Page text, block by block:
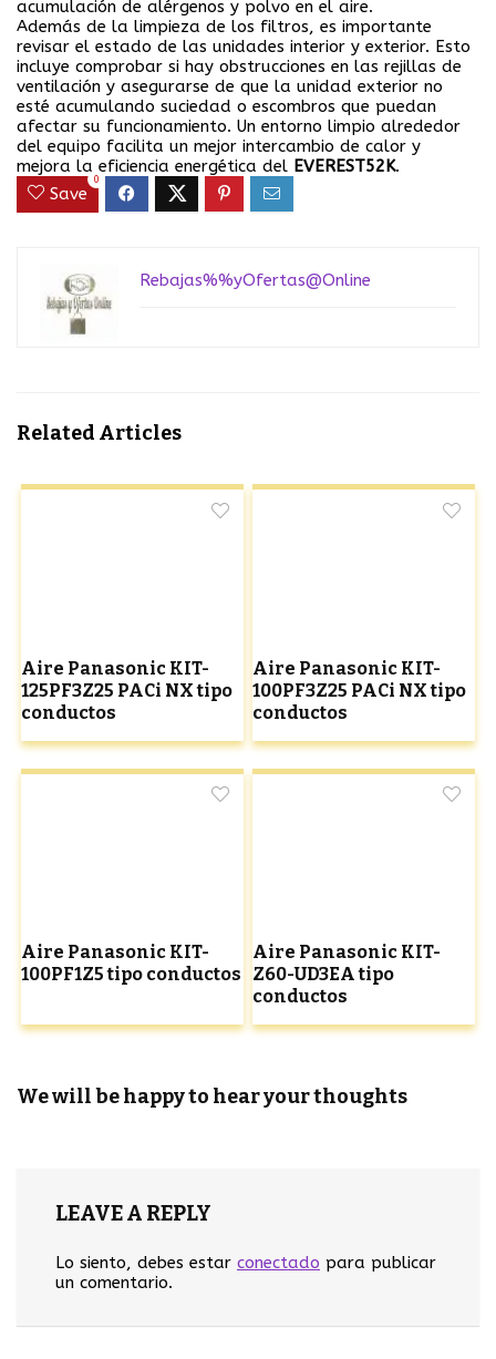
acumulación de alérgenos y polvo en el aire.
Además de la limpieza de los filtros, es importante
revisar el estado de las unidades interior y exterior. Esto
incluye comprobar si hay obstrucciones en las rejillas de
ventilación y asegurarse de que la unidad exterior no
esté acumulando suciedad o escombros que puedan
afectar su funcionamiento. Un entorno limpio alrededor
del equipo facilita un mejor intercambio de calor y
mejora la eficiencia energética del EVEREST52K.
Save
0
Rebajas%%yOfertas@Online
Related Articles
Aire Panasonic KIT-
125PF3Z25 PACi NX tipo
conductos
Aire Panasonic KIT-
100PF3Z25 PACi NX tipo
conductos
Aire Panasonic KIT-
100PF1Z5 tipo conductos
Aire Panasonic KIT-
Z60-UD3EA tipo
conductos
We will be happy to hear your thoughts
LEAVE A REPLY
Lo siento, debes estar conectado para publicar
un comentario.